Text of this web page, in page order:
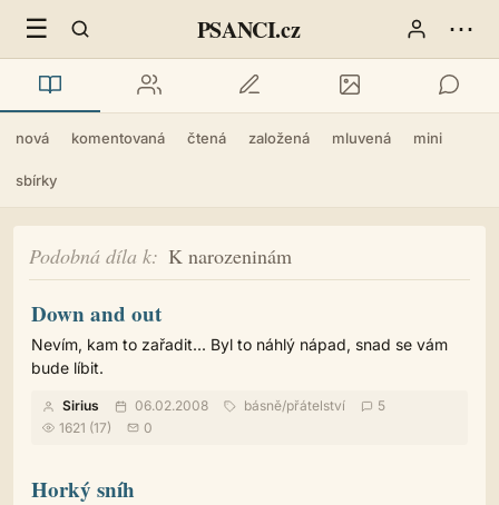
☰ PSANCI.cz ⋯
nová komentovaná čtená založená mluvená mini
sbírky
Podobná díla k K narozeninám
Down and out
Nevím, kam to zařadit... Byl to náhlý nápad, snad se vám
bude líbit.
Sirius 06.02.2008 básně/přátelství
5
1621 (17)
0
Horký sníh